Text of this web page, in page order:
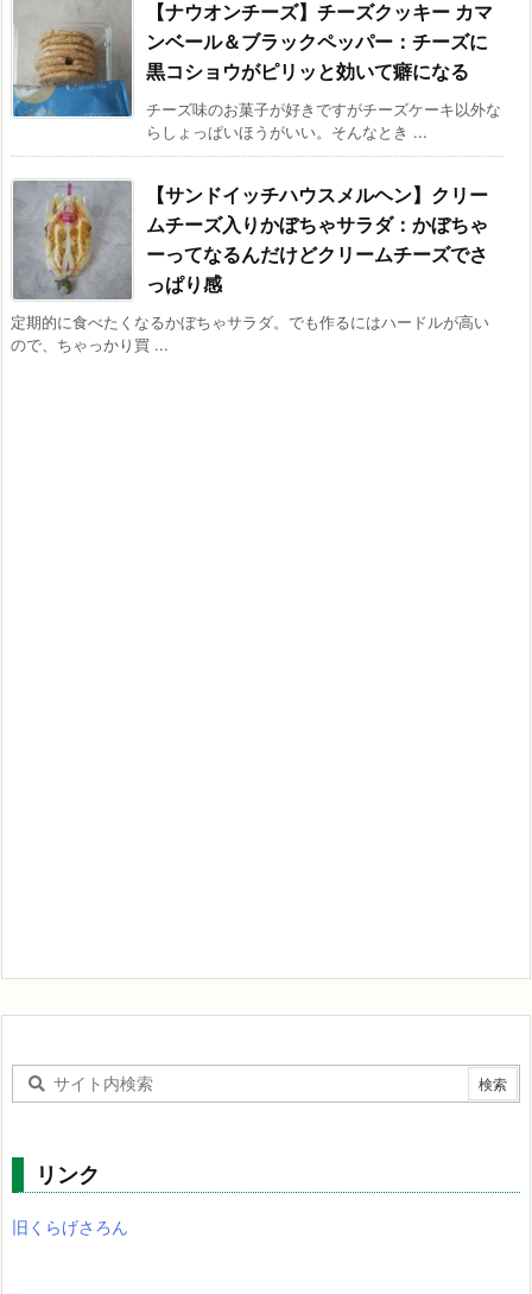
【ナウオンチーズ】チーズクッキー カマ
ンベール＆ブラックペッパー：チーズに
黒コショウがピリッと効いて癖になる
チーズ味のお菓子が好きですがチーズケーキ以外な
らしょっぱいほうがいい。そんなとき ...
【サンドイッチハウスメルヘン】クリー
ムチーズ入りかぼちゃサラダ：かぼちゃ
ーってなるんだけどクリームチーズでさ
っぱり感
定期的に食べたくなるかぼちゃサラダ。でも作るにはハードルが高い
ので、ちゃっかり買 ...
リンク
旧くらげさろん